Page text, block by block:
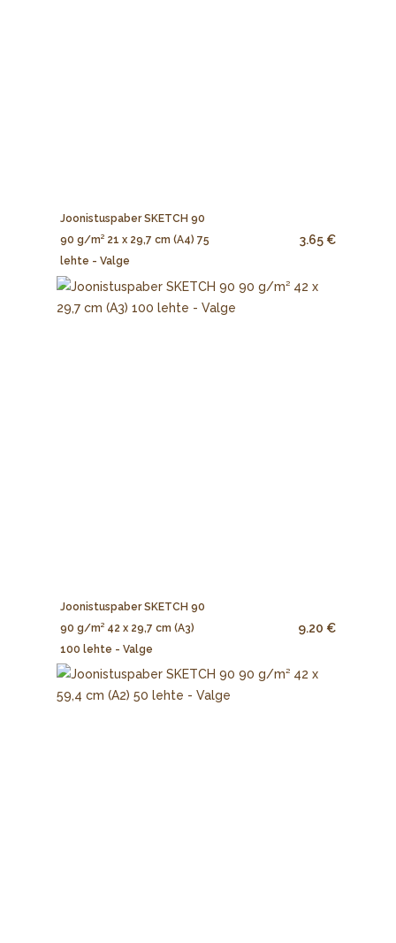
Joonistuspaber SKETCH 90
90 g/m² 21 x 29,7 cm (A4) 75
lehte - Valge
3.65 €
Joonistuspaber SKETCH 90
90 g/m² 42 x 29,7 cm (A3)
100 lehte - Valge
9.20 €